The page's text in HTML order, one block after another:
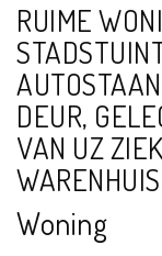
RUIME
DEUR,
VAN UZ
Woning